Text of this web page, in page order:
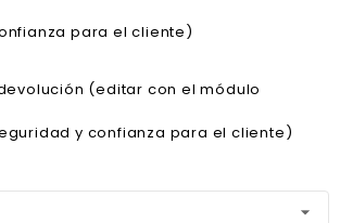
para el cliente)
(editar con el módulo
y confianza para el cliente)